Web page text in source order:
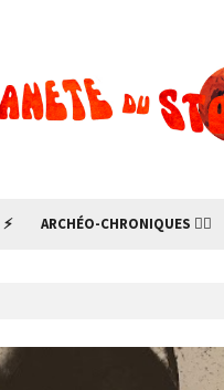
ARCHÉO-CHRONIQUES 🧙‍♂